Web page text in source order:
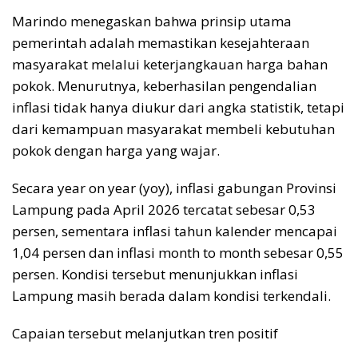
Marindo menegaskan bahwa prinsip utama
pemerintah adalah memastikan kesejahteraan
masyarakat melalui keterjangkauan harga bahan
pokok. Menurutnya, keberhasilan pengendalian
inflasi tidak hanya diukur dari angka statistik, tetapi
dari kemampuan masyarakat membeli kebutuhan
pokok dengan harga yang wajar.
Secara year on year (yoy), inflasi gabungan Provinsi
Lampung pada April 2026 tercatat sebesar 0,53
persen, sementara inflasi tahun kalender mencapai
1,04 persen dan inflasi month to month sebesar 0,55
persen. Kondisi tersebut menunjukkan inflasi
Lampung masih berada dalam kondisi terkendali.
Capaian tersebut melanjutkan tren positif